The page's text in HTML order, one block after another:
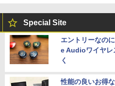
Special Site
エントリーなの
e Audioワイヤレ
く
性能の良いお得